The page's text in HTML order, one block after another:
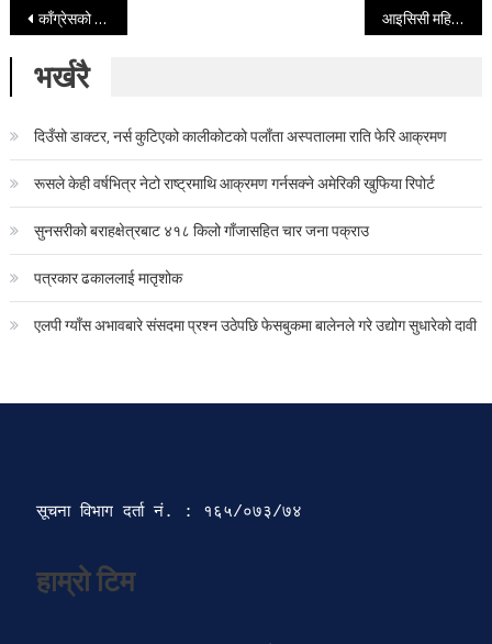
Post navigation
काँग्रेसको एजेन्ट बस्न गएका कार्यकर्तालाई रुखमा बाँधेर रातभरी कुटपिट आइसिसी महिला टी–२० विश्वकपमा मलेसियालार्इ पराजित गर्दै नेपालकाे पहिलाे जित
भर्खरै
दिउँसो डाक्टर, नर्स कुटिएको कालीकोटको पलाँता अस्पतालमा राति फेरि आक्रमण
रूसले केही वर्षभित्र नेटो राष्ट्रमाथि आक्रमण गर्नसक्ने अमेरिकी खुफिया रिपोर्ट
सुनसरीको बराहक्षेत्रबाट ४१८ किलो गाँजासहित चार जना पक्राउ
पत्रकार ढकाललाई मातृशोक
एलपी ग्याँस अभावबारे संसदमा प्रश्न उठेपछि फेसबुकमा बालेनले गरे उद्योग सुधारेको दावी
सूचना विभाग दर्ता‍ नं. : १६५/०७३/७४
हाम्रो टिम